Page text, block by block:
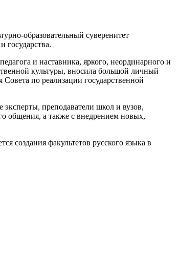
образовательный суверенитет
государства.
и наставника, яркого, неординарного и
культуры, вносила большой личный
по реализации государственной
преподаватели школ и вузов,
общения, а также с внедрением новых,
создания факультетов русского языка в